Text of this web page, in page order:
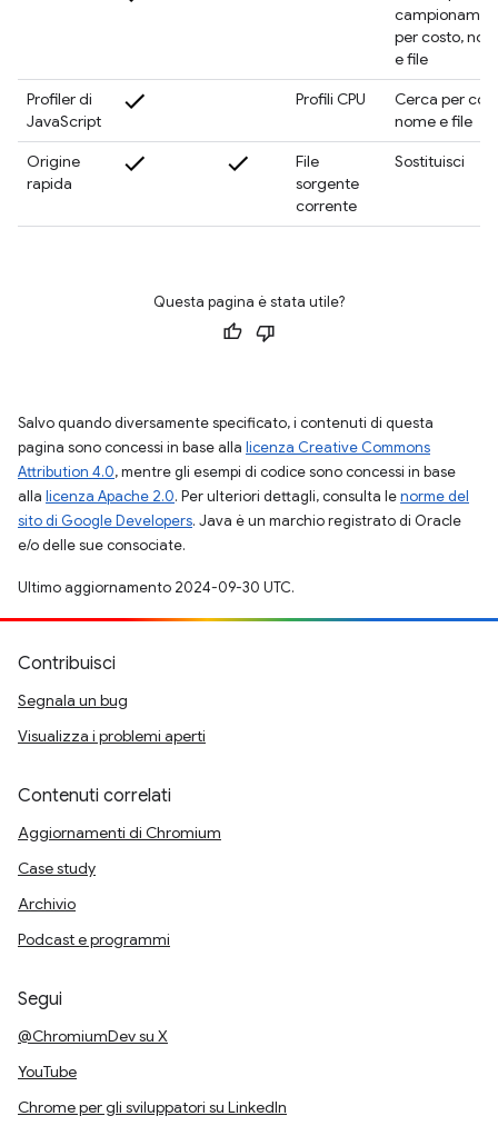
per costo,
e file
Profiler di
JavaScript
Profili CPU
Cerca per
nome e file
Origine
rapida
File
sorgente
corrente
Sostituisci
Questa pagina è stata utile?
Salvo quando diversamente specificato, i contenuti di questa
pagina sono concessi in base alla licenza Creative Commons
Attribution 4.0, mentre gli esempi di codice sono concessi in base
alla licenza Apache 2.0. Per ulteriori dettagli, consulta lenorme del
sito di Google Developers. Java è un marchio registrato di Oracle
e/o delle sue consociate.
Ultimo aggiornamento 2024-09-30 UTC.
Contribuisci
Segnala un bug
Visualizza i problemi aperti
Contenuti correlati
Aggiornamenti di Chromium
Case study
Archivio
Podcast e programmi
Segui
@ChromiumDev su X
YouTube
Chrome per gli sviluppatori su LinkedIn